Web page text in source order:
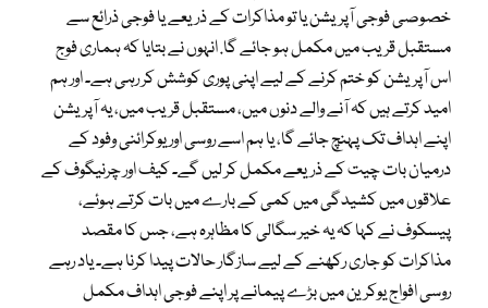
خصوصی فوجی آپریشن یا تو مذاکرات کے ذریعے یا فوجی ذرائع سے
مستقبل قریب میں مکمل ہو جائے گا. انہوں نے بتایا کہ ہماری فوج
اس آپریشن کو ختم کرنے کے لیے اپنی پوری کوشش کر رہی ہے۔ اور ہم
امید کرتے ہیں کہ آنے والے دنوں میں، مستقبل قریب میں، یہ آپریشن
اپنے اہداف تک پہنچ جائے گا، یا ہم اسے روسی اور یوکرائنی وفود کے
درمیان بات چیت کے ذریعے مکمل کر لیں گے۔ کیف اور چرنیگوف کے
علاقوں میں کشیدگی میں کمی کے بارے میں بات کرتے ہوئے،
پیسکوف نے کہا کہ یہ خیر سگالی کا مظاہرہ ہے، جس کا مقصد
مذاکرات کو جاری رکھنے کے لیے سازگار حالات پیدا کرنا ہے۔ یاد رہے
روسی افواج یوکرین میں بڑے پیمانے پر اپنے فوجی اہداف مکمل